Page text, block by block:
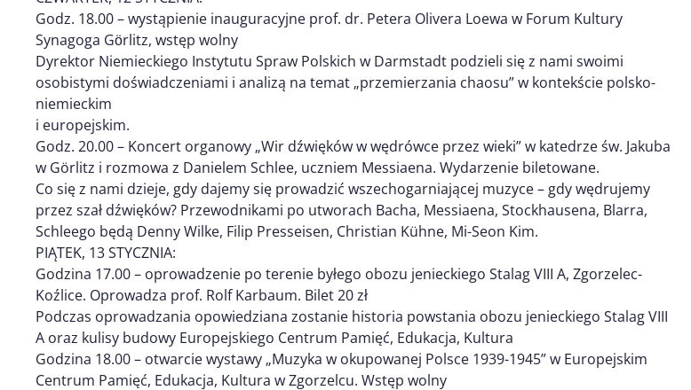
Godz. 18.00 – wystąpienie inauguracyjne prof. dr. Petera Olivera Loewa w Forum Kultury
Synagoga Gӧrlitz, wstęp wolny
Dyrektor Niemieckiego Instytutu Spraw Polskich w Darmstadt podzieli się z nami swoimi
osobistymi doświadczeniami i analizą na temat „przemierzania chaosu” w kontekście polsko-
niemieckim
i europejskim.
Godz. 20.00 – Koncert organowy „Wir dźwięków w wędrówce przez wieki” w katedrze św. Jakuba
w Görlitz i rozmowa z Danielem Schlee, uczniem Messiaena. Wydarzenie biletowane.
Co się z nami dzieje, gdy dajemy się prowadzić wszechogarniającej muzyce – gdy wędrujemy
przez szał dźwięków? Przewodnikami po utworach Bacha, Messiaena, Stockhausena, Blarra,
Schleego będą Denny Wilke, Filip Presseisen, Christian Kühne, Mi-Seon Kim.
PIĄTEK, 13 STYCZNIA:
Godzina 17.00 – oprowadzenie po terenie byłego obozu jenieckiego Stalag VIII A, Zgorzelec-
Koźlice. Oprowadza prof. Rolf Karbaum. Bilet 20 zł
Podczas oprowadzania opowiedziana zostanie historia powstania obozu jenieckiego Stalag VIII
A oraz kulisy budowy Europejskiego Centrum Pamięć, Edukacja, Kultura
Godzina 18.00 – otwarcie wystawy „Muzyka w okupowanej Polsce 1939-1945” w Europejskim
Centrum Pamięć, Edukacja, Kultura w Zgorzelcu. Wstęp wolny